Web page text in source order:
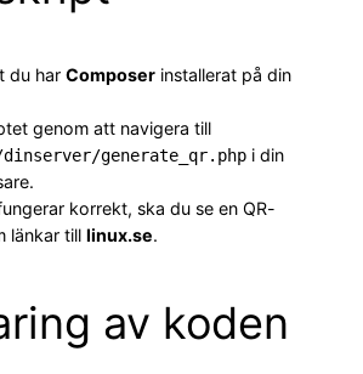
du har Composer installerat på din
genom att navigera till
generate_qr.php i din
korrekt, ska du se en QR-
länkar till linux.se.
av koden